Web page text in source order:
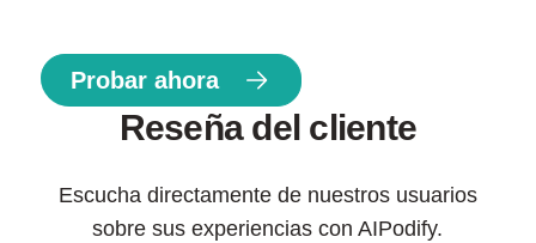
Probar ahora
Reseña del cliente
Escucha directamente de nuestros usuarios
sobre sus experiencias con AIPodify.